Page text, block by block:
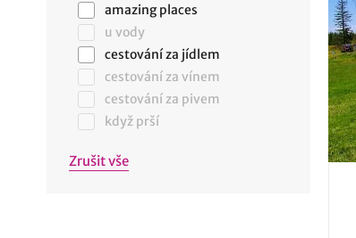
amazing places
u vody
cestování za jídlem
cestování za vínem
cestování za pivem
když prší
Zrušit vše